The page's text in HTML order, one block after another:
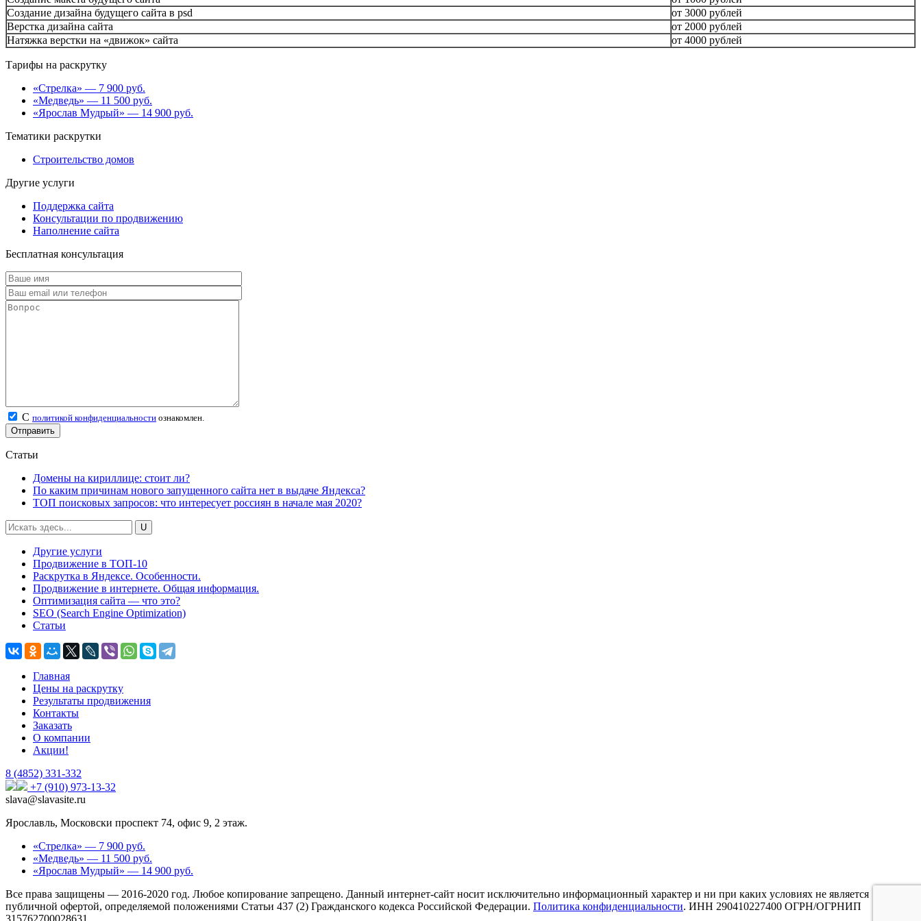
Создание дизайна будущего сайта в psd
от 3000 рублей
Верстка дизайна сайта
от 2000 рублей
Натяжка верстки на «движок» сайта
от 4000 рублей
Тарифы на раскрутку
«Стрелка» — 7 900 руб.
«Медведь» — 11 500 руб.
«Ярослав Мудрый» — 14 900 руб.
Тематики раскрутки
Строительство домов
Другие услуги
Поддержка сайта
Консультации по продвижению
Наполнение сайта
Бесплатная консультация
С политикой конфиденциальности ознакомлен.
Статьи
Домены на кириллице: стоит ли?
По каким причинам нового запущенного сайта нет в выдаче Яндекса?
ТОП поисковых запросов: что интересует россиян в начале мая 2020?
Другие услуги
Продвижение в ТОП-10
Раскрутка в Яндексе. Особенности.
Продвижение в интернете. Общая информация.
Оптимизация сайта — что это?
SEO (Search Engine Optimization)
Статьи
Главная
Цены на раскрутку
Результаты продвижения
Контакты
Заказать
О компании
Акции!
8 (4852) 331-332
+7 (910) 973-13-32
slava@slavasite.ru
Ярославль, Московски проспект 74, офис 9, 2 этаж.
«Стрелка» — 7 900 руб.
«Медведь» — 11 500 руб.
«Ярослав Мудрый» — 14 900 руб.
Все права защищены — 2016-2020 год. Любое копирование запрещено. Данный интернет-сайт носит исключительно информационный характер и ни при каких условиях не является
публичной офертой, определяемой положениями Статьи 437 (2) Гражданского кодекса Российской Федерации. Политика конфиденциальности. ИНН 290410227400 ОГРН/ОГРНИП
315762700028631